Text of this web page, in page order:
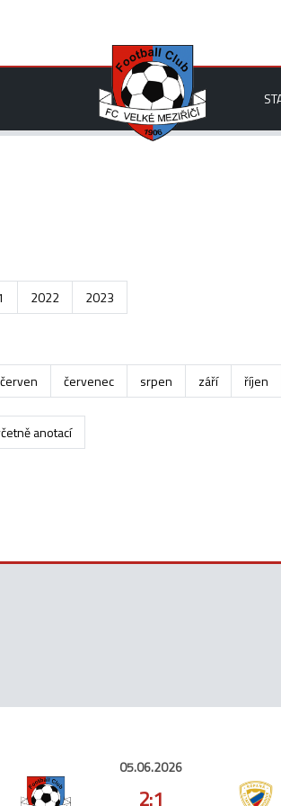
2022
2023
červen červenec srpen září říjen
anotací
05.06.2026
2:1